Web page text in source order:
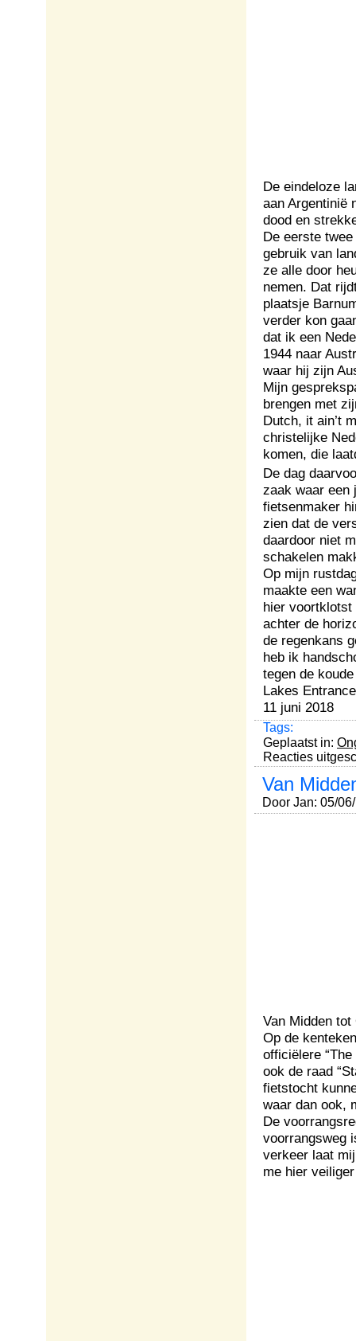
De eindeloze
aan Argentinië
dood en
De eerste
gebruik van
ze alle door
nemen. Dat
plaatsje
verder kon
dat ik een
1944 naar
waar hij zijn
Mijn
brengen met
Dutch, it ain’t
christelijke
komen, die
De dag
zaak waar een
fietsenmaker
zien dat de
daardoor niet
schakelen
Op mijn
maakte een
hier voortklotst
achter de
de regenkans
heb ik
tegen de
Lakes
11 juni 2018
Tags:
Geplaatst in:
Reacties
Van
Door Jan: 05/
Van Midden tot
Op de
officiëlere
ook de raad
fietstocht
waar dan ook,
De
voorrangsweg
verkeer laat
me hier